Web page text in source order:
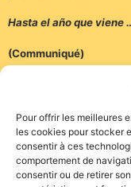
Pour offrir les meilleures
les cookies pour stocker
consentir à ces
comportement de
consentir ou de retirer
Hasta el año que viene
(Communiqué)
Site de